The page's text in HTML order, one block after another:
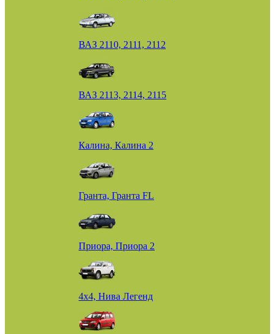
ВАЗ 2110, 2111, 2112
ВАЗ 2113, 2114, 2115
Калина, Калина 2
Гранта, Гранта FL
Приора, Приора 2
4х4, Нива Легенд